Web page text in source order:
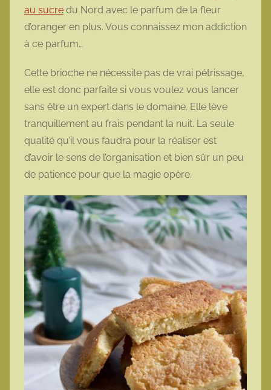
au sucre du Nord avec le parfum de la fleur
d’oranger en plus. Vous connaissez mon addiction
à ce parfum…
Cette brioche ne nécessite pas de vrai pétrissage,
elle est donc parfaite si vous voulez vous lancer
sans être un expert dans le domaine. Elle lève
tranquillement au frais pendant la nuit. La seule
qualité qu’il vous faudra pour la réaliser est
d’avoir le sens de l’organisation et bien sûr un peu
de patience pour que la magie opère.